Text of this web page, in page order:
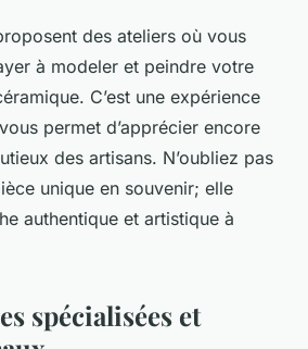
des ateliers où vous
à modeler et peindre votre
C’est une expérience
permet d’apprécier encore
des artisans. N’oubliez pas
unique en souvenir; elle
authentique et artistique à
spécialisées et